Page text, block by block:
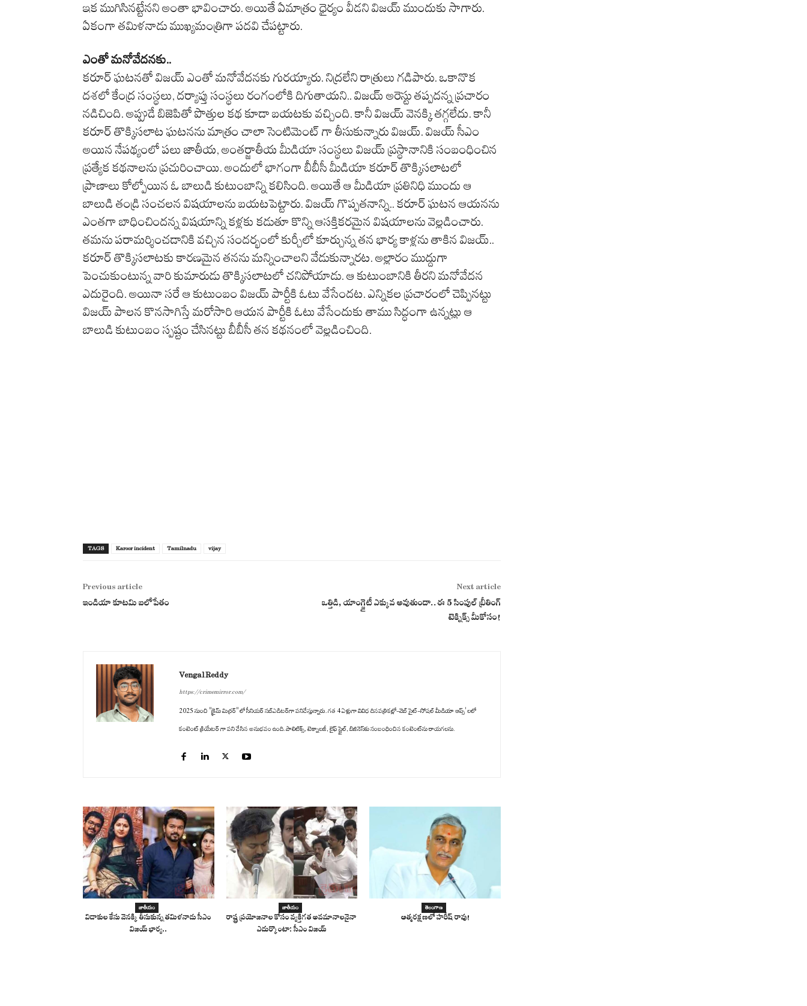
ఇక ముగిసినట్టేనని అంతా భావించారు. అయితే ఏమాత్రం ధైర్యం వీడని విజయ్ ముందుకు సాగారు.
ఏకంగా తమిళనాడు ముఖ్యమంత్రిగా పదవి చేపట్టారు.
ఎంతో మనోవేదనకు..
కరూర్ ఘటనతో విజయ్ ఎంతో మనోవేదనకు గురయ్యారు. నిద్రలేని రాత్రులు గడిపారు. ఒకానొక
దశలో కేంద్ర సంస్థలు, దర్యాప్తు సంస్థలు రంగంలోకి దిగుతాయని.. విజయ్ అరెస్టు తప్పదన్న ప్రచారం
నడిచింది. అప్పుడే బిజెపితో పొత్తుల కథ కూడా బయటకు వచ్చింది. కానీ విజయ్ వెనక్కి తగ్గలేదు. కానీ
కరూర్ తొక్కిసలాట ఘటనను మాత్రం చాలా సెంటిమెంట్ గా తీసుకున్నారు విజయ్. విజయ్ సీఎం
అయిన నేపథ్యంలో పలు జాతీయ, అంతర్జాతీయ మీడియా సంస్థలు విజయ్ ప్రస్థానానికి సంబంధించిన
ప్రత్యేక కథనాలను ప్రచురించాయి. అందులో భాగంగా బీబీసీ మీడియా కరూర్ తొక్కిసలాటలో
ప్రాణాలు కోల్పోయిన ఓ బాలుడి కుటుంబాన్ని కలిసింది. అయితే ఆ మీడియా ప్రతినిధి ముందు ఆ
బాలుడి తండ్రి సంచలన విషయాలను బయటపెట్టారు. విజయ్ గొప్పతనాన్ని.. కరూర్ ఘటన ఆయనను
ఎంతగా బాధించిందన్న విషయాన్ని కళ్లకు కడుతూ కొన్ని ఆసక్తికరమైన విషయాలను వెల్లడించారు.
తమను పరామర్శించడానికి వచ్చిన సందర్భంలో కుర్చీలో కూర్చున్న తన భార్య కాళ్లను తాకిన విజయ్..
కరూర్ తొక్కిసలాటకు కారణమైన తనను మన్నించాలని వేడుకున్నారట. అల్లారం ముద్దుగా
పెంచుకుంటున్న వారి కుమారుడు తొక్కిసలాటలో చనిపోయాడు. ఆ కుటుంబానికి తీరని మనోవేదన
ఎదురైంది. అయినా సరే ఆ కుటుంబం విజయ్ పార్టీకి ఓటు వేసేందట. ఎన్నికల ప్రచారంలో చెప్పినట్టు
విజయ్ పాలన కొనసాగిస్తే మరోసారి ఆయన పార్టీకి ఓటు వేసేందుకు తాము సిద్ధంగా ఉన్నట్లు ఆ
బాలుడి కుటుంబం స్పష్టం చేసినట్టు బీబీసీ తన కథనంలో వెల్లడించింది.
TAGS Karoor incident Tamilnadu vijay
Previous article
ఇండియా కూటమి బలోపేతం
Next article
ఒత్తిడి, యాంగ్జైటీ ఎక్కువ అవుతుందా..ఈ 5 సింపుల్ బ్రీతింగ్
టెక్నిక్స్ మీకోసం!
Vengal Reddy
https://crimemirror.com/
2025 నుంచి "క్రైమ్ మిర్రర్" లో సీనియర్ సబ్‌ఎడిటర్‌గా పనిచేస్తున్నారు. గత 4 ఏళ్లుగా వివిధ దినపత్రికల్లో-వెబ్ సైట్-సోషల్ మీడియా ఆప్స్' లలో
కంటెంట్ క్రియేటర్ గా పని చేసిన అనుభవం ఉంది. పాలిటిక్స్‌, టెక్నాలజీ, లైఫ్‌ స్టైల్‌, బిజినెస్‌కు సంబంధించిన కంటెంట్‌ను రాయగలను.
జాతీయం
విడాకుల కేసు వెనక్కి తీసుకున్న తమిళనాడు సీఎం
విజయ్ భార్య..
జాతీయం
రాష్ట్ర ప్రయోజనాల కోసం వ్యక్తిగత అవమానాలనైనా
ఎదుర్కొంటా: సీఎం విజయ్
తెలంగాణ
ఆత్మరక్షణలో హరీష్ రావు!